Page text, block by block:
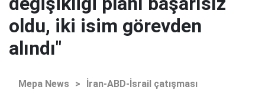
oldu, iki isim görevden
alındı"
Mepa News > İran-ABD-İsrail çatışması